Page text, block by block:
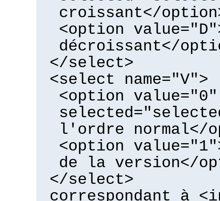
croissant</
<option
décroissant</
</select>
<select name="V">
<option value="0"
l'ordre normal</
<option
de la version</
</select>
correspondant à